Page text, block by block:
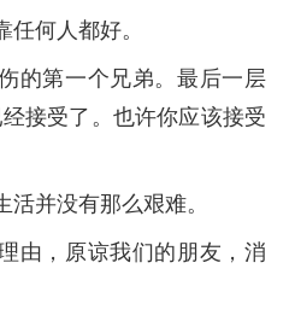
何人都好。
的第一个兄弟。最后一层
接受了。也许你应该接受
并没有那么艰难。
由，原谅我们的朋友，消